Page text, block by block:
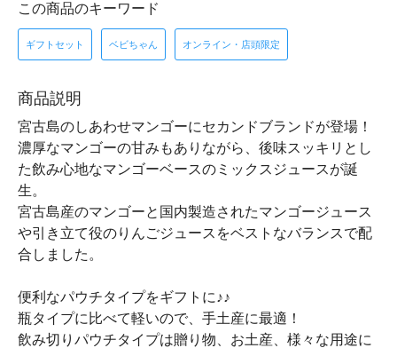
この商品のキーワード
ギフトセット ベビちゃん オンライン・店頭限定
商品説明
宮古島のしあわせマンゴーにセカンドブランドが登場！
濃厚なマンゴーの甘みもありながら、後味スッキリとし
た飲み心地なマンゴーベースのミックスジュースが誕
生。
宮古島産のマンゴーと国内製造されたマンゴージュース
や引き立て役のりんごジュースをベストなバランスで配
合しました。
便利なパウチタイプをギフトに♪♪
瓶タイプに比べて軽いので、手土産に最適！
飲み切りパウチタイプは贈り物、お土産、様々な用途に